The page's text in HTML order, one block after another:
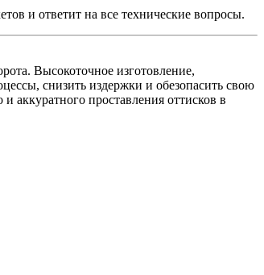
и ответит на все технические вопросы.
Высокоточное изготовление,
снизить издержки и обезопасить свою
аккуратного проставления оттисков в